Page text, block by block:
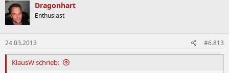
Dragonhart
Enthusiast
24.03.2013 #6.813
KlausW schrieb: